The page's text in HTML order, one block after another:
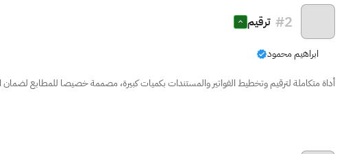
#2 ترقيم
ابراهيم محمود
أداة متكاملة لترقيم وتخطيط الفواتير والمستندات بكميات كبيرة، مصممة خصيصا للمطابع لضمان